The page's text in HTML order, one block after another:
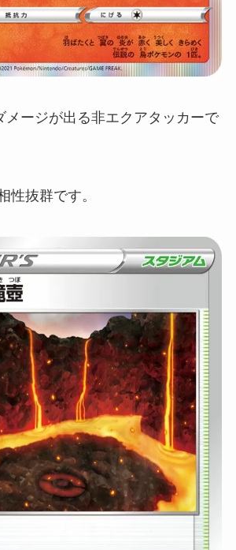
メージが出る非エクアタッカーで
性抜群です。